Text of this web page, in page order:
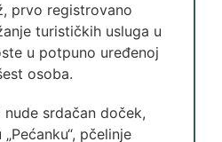
prvo registrovano
turističkih usluga u
u potpuno uređenoj
osoba.
srdačan doček,
pčelinje